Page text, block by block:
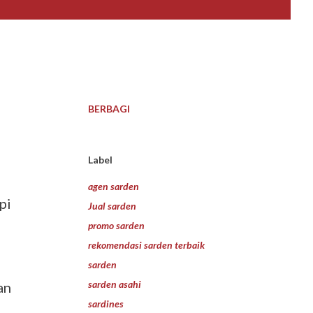
BERBAGI
Label
agen sarden
Jual sarden
promo sarden
rekomendasi sarden terbaik
sarden
sarden asahi
sardines